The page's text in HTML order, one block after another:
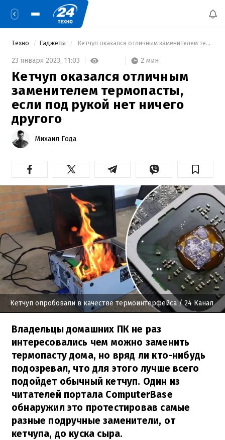
Техно Гаджеты Кетчуп оказался отличным заменителем термопасты, если под рукой нет ничего другого
23 января 2023, 11:03 2 мин
Кетчуп оказался отличным
заменителем термопасты,
если под рукой нет ничего
другого
Михаил Года
Кетчуп опробовали в качестве термоинтерфейса/ 24 Канал
Владельцы домашних ПК не раз
интересовались чем можно заменить
термопасту дома, но вряд ли кто-нибудь
подозревал, что для этого лучше всего
подойдет обычный кетчуп. Один из
читателей портала ComputerBase
обнаружил это протестировав самые
разные подручные заменители, от
кетчупа, до куска сыра.